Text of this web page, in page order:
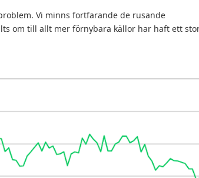
Vi minns fortfarande de rusande
om till allt mer förnybara källor har haft ett